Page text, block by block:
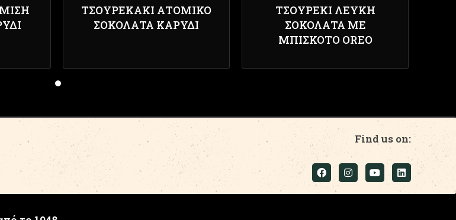
ΤΣΟΥΡΕΚΆΚΙ ΑΤΟΜΙΚΌ
ΣΟΚΟΛΆΤΑ ΚΑΡΎΔΙ
ΤΣΟΥΡΈΚΙ ΛΕΥΚΉ
ΣΟΚΟΛΆΤΑ ΜΕ
ΜΠΙΣΚΌΤΟ OREO
Find us on: